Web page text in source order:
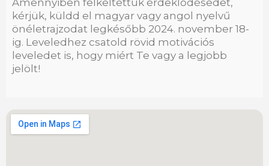
kérjük, küldd el magyar vagy angol nyelvű
önéletrajzodat legkésőbb 2024. november 18-
ig. Leveledhez csatold rövid motivációs
leveledet is, hogy miért Te vagy a legjobb
jelölt!